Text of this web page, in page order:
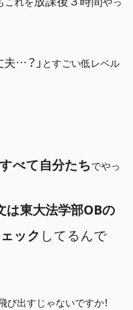
…？」 とすごい低レベル
べて自分たちでやっ
は東大法学部OBの
ック してるんで
出すじゃないですか！